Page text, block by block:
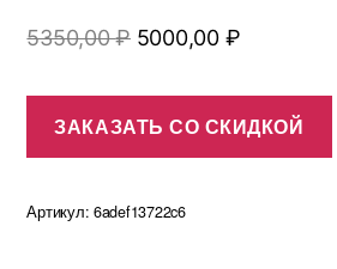
5350,00₽ Первоначальная
составляла
5350,00 ₽.
5000,00 ₽Текущая
5000,00 ₽.
ЗАКАЗАТЬ СО СКИДКОЙ
Артикул: 6adef13722c6